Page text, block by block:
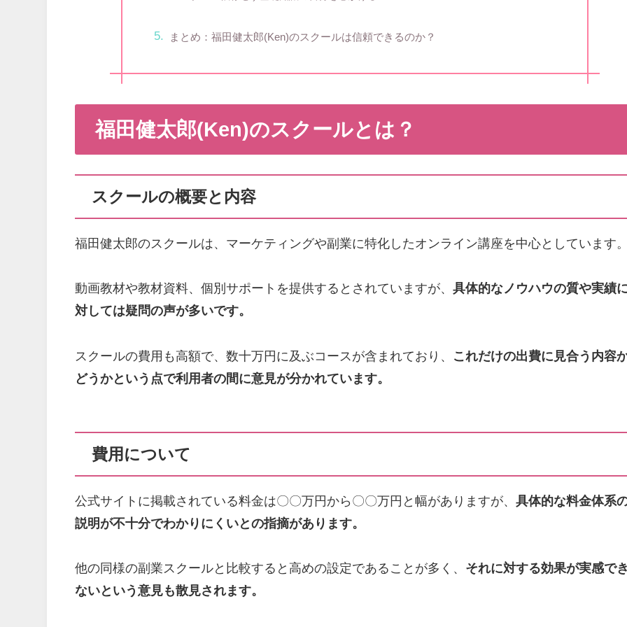
まとめ：福田健太郎(Ken)のスクールは信頼できるのか？
福田健太郎(Ken)のスクールとは？
スクールの概要と内容
福田健太郎のスクールは、マーケティングや副業に特化したオンライン講座を中心としています
動画教材や教材資料、個別サポートを提供するとされていますが、具体的なノウハウの質や実績
対しては疑問の声が多いです。
スクールの費用も高額で、数十万円に及ぶコースが含まれており、 これだけの出費に見合う内容
どうかという点で利用者の間に意見が分かれています。
費用について
公式サイトに掲載されている料金は〇〇万円から〇〇万円と幅がありますが、具体的な料金体系
説明が不十分でわかりにくいとの指摘があります。
他の同様の副業スクールと比較すると高めの設定であることが多く、 それに対する効果が実感で
ないという意見も散見されます。